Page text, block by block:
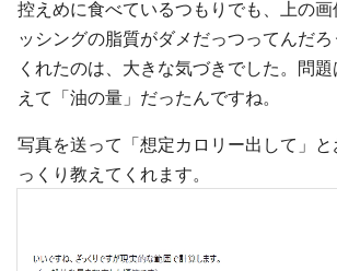
控えめに食べているつもりでも、上の
ッシングの脂質がダメだっつってんだ
くれたのは、大きな気づきでした。問
えて「油の量」だったんですね。
写真を送って「想定カロリー出して」
っくり教えてくれます。